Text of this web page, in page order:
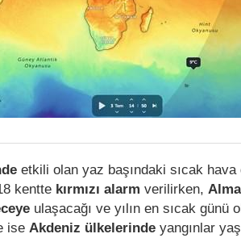
etkili olan yaz başındaki sıcak hava
kentte kırmızı alarm verilirken,
ulaşacağı ve yılın en sıcak günü
ise Akdeniz ülkelerinde yangınlar